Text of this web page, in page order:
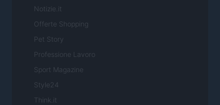
Notizie.it
Offerte Shopping
Pet Story
Professione Lavoro
Sport Magazine
Style24
Think.it